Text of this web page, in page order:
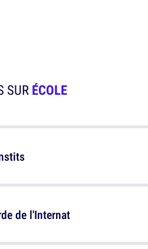
SURÉCOLE
de l'Internat